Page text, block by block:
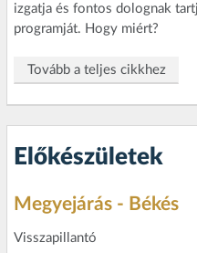
izgatja és fontos dolognak
programját. Hogy miért?
Tovább a teljes cikkhez
Előkészületek
Megyejárás - Békés
Visszapillantó